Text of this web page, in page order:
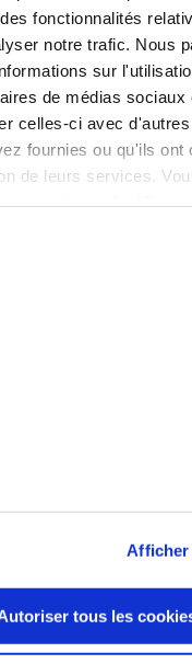
fonctionnalités
notre trafic. Nous
sur
de médias sociaux
celles-ci avec
fournies ou qu'ils ont
de leurs services.
Afficher
tous les
à vos